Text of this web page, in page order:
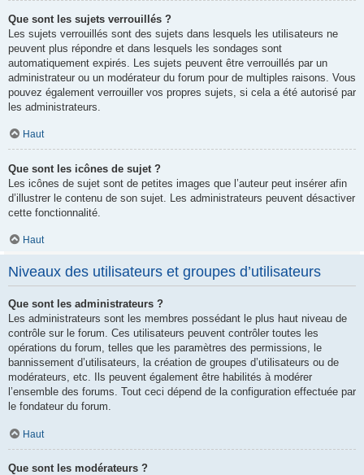
Que sont les sujets verrouillés ?
Les sujets verrouillés sont des sujets dans lesquels les utilisateurs ne
peuvent plus répondre et dans lesquels les sondages sont
automatiquement expirés. Les sujets peuvent être verrouillés par un
administrateur ou un modérateur du forum pour de multiples raisons. Vous
pouvez également verrouiller vos propres sujets, si cela a été autorisé par
les administrateurs.
Haut
Que sont les icônes de sujet ?
Les icônes de sujet sont de petites images que l’auteur peut insérer afin
d’illustrer le contenu de son sujet. Les administrateurs peuvent désactiver
cette fonctionnalité.
Haut
Niveaux des utilisateurs et groupes d’utilisateurs
Que sont les administrateurs ?
Les administrateurs sont les membres possédant le plus haut niveau de
contrôle sur le forum. Ces utilisateurs peuvent contrôler toutes les
opérations du forum, telles que les paramètres des permissions, le
bannissement d’utilisateurs, la création de groupes d’utilisateurs ou de
modérateurs, etc. Ils peuvent également être habilités à modérer
l’ensemble des forums. Tout ceci dépend de la configuration effectuée par
le fondateur du forum.
Haut
Que sont les modérateurs ?